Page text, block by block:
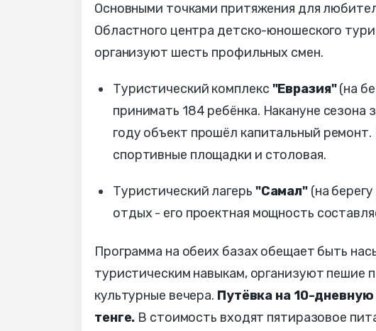
Основными точками притяжения для
Областного центра детско-юношеского
организуют шесть профильных смен.
Туристический комплекс "Евразия"(на
принимать 184 ребёнка. Накануне
году объект прошёл капитальный
спортивные площадки и столовая.
Туристический лагерь "Самал"(на
отдых - его проектная мощность
Программа на обеих базах обещает быть
туристическим навыкам, организуют пешие
культурные вечера. Путёвка на 10-
тенге. В стоимость входят пятиразовое